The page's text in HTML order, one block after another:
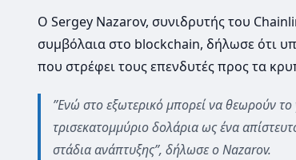
Ο Sergey Nazarov, συνιδρυτής του
συμβόλαια στο blockchain, δήλωσε ότι
που στρέφει τους επενδυτές προς τα
”Ενώ στο εξωτερικό μπορεί να θεωρούν
τρισεκατομμύριο δολάρια ως ένα
στάδια ανάπτυξης”, δήλωσε ο Nazarov.